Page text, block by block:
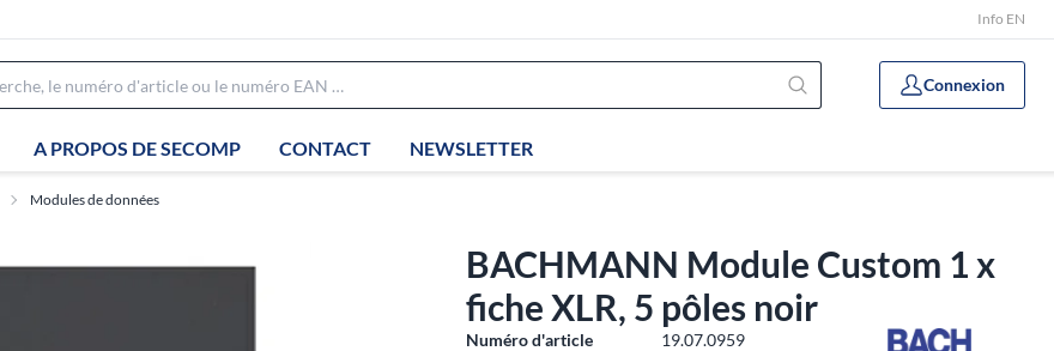
Info EN
Connexion
A PROPOS DE SECOMP CONTACT NEWSLETTER
Modules de données
BACHMANN Module Custom 1 x
fiche XLR, 5 pôles noir
Numéro d'article
19.07.0959